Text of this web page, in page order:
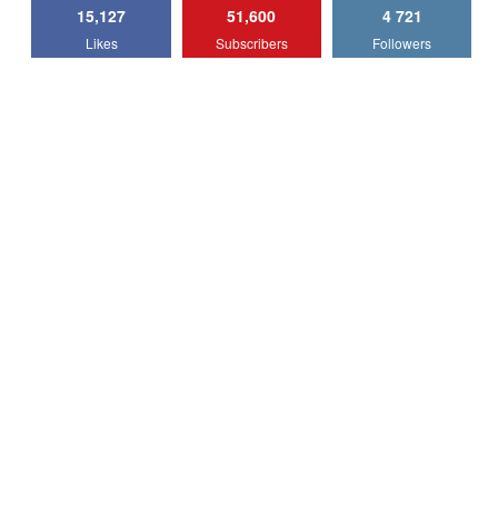
AutoBlog.MD
15,127
Likes
51,600
Subscribers
4 721
Followers